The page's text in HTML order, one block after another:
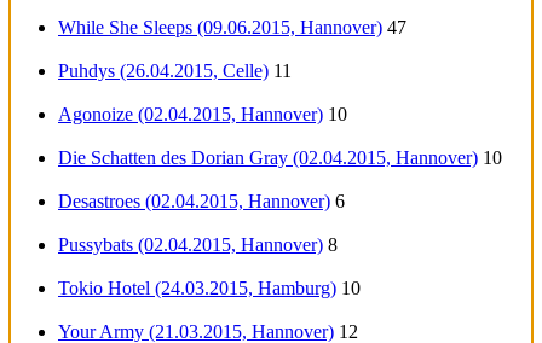
While She Sleeps (09.06.2015, Hannover) 47
Puhdys (26.04.2015, Celle) 11
Agonoize (02.04.2015, Hannover) 10
Die Schatten des Dorian Gray (02.04.2015, Hannover) 10
Desastroes (02.04.2015, Hannover) 6
Pussybats (02.04.2015, Hannover) 8
Tokio Hotel (24.03.2015, Hamburg) 10
Your Army (21.03.2015, Hannover) 12